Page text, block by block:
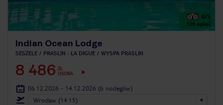
4/5
505 opinii
Indian Ocean Lodge
SESZELE PRASLIN - LA DIGUE WYSPA PRASLIN
8 486 ZŁ
OSOBA
06.12.2026 - 14.12.2026 (6 noclegów)
Wrocław (14:15)